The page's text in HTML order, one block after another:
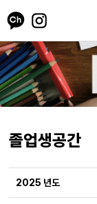
졸업생공간
2025 년도